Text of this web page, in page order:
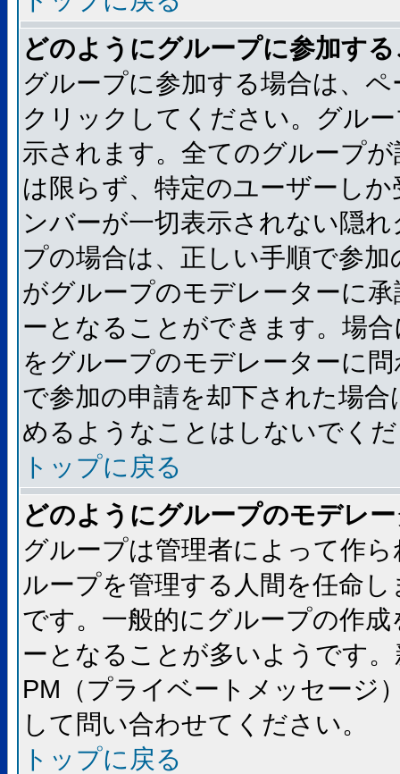
どのようにグループに参加す
グループに参加する場合は、
クリックしてください。グル
示されます。全てのグループ
は限らず、特定のユーザーし
ンバーが一切表示されない隠
プの場合は、正しい手順で参
がグループのモデレーターに
ーとなることができます。場
をグループのモデレーターに
で参加の申請を却下された場
めるようなことはしないでく
トップに戻る
どのようにグループのモデレ
グループは管理者によって作
ループを管理する人間を任命
です。一般的にグループの作
ーとなることが多いようです
PM（プライベートメッセージ
して問い合わせてください。
トップに戻る